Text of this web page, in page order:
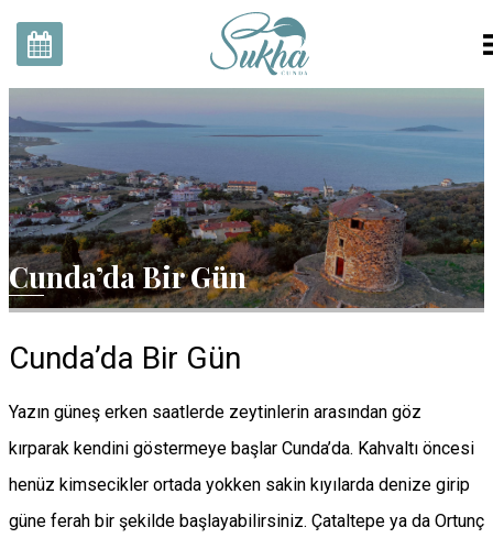
Odalar
Hikayemiz
Galeri
Bizimle Keşfedin
Restaurant & Havuz Bar
EN
Rezervasyon
Cunda’da Bir Gün
Cunda’da Bir Gün
Yazın güneş erken saatlerde zeytinlerin arasından göz
kırparak kendini göstermeye başlar Cunda’da. Kahvaltı öncesi
henüz kimsecikler ortada yokken sakin kıyılarda denize girip
güne ferah bir şekilde başlayabilirsiniz. Çataltepe ya da Ortunç